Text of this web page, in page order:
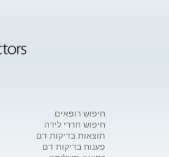
חיפוש רופאים
חיפוש חדרי לידה
תוצאות בדיקות דם
פענוח בדיקות דם